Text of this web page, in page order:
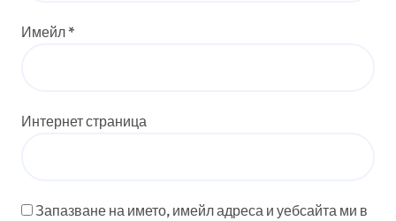
Имейл *
Интернет страница
Запазване на името, имейл адреса и уебсайта ми в